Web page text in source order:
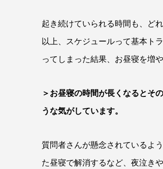
起き続けていられる時間も、ど
以上、スケジュールって基本ト
ってしまった結果、お昼寝を増
＞お昼寝の時間が長くなるとそ
うな気がしています。
質問者さんが懸念されているよ
た昼寝で解消するなど、夜泣き